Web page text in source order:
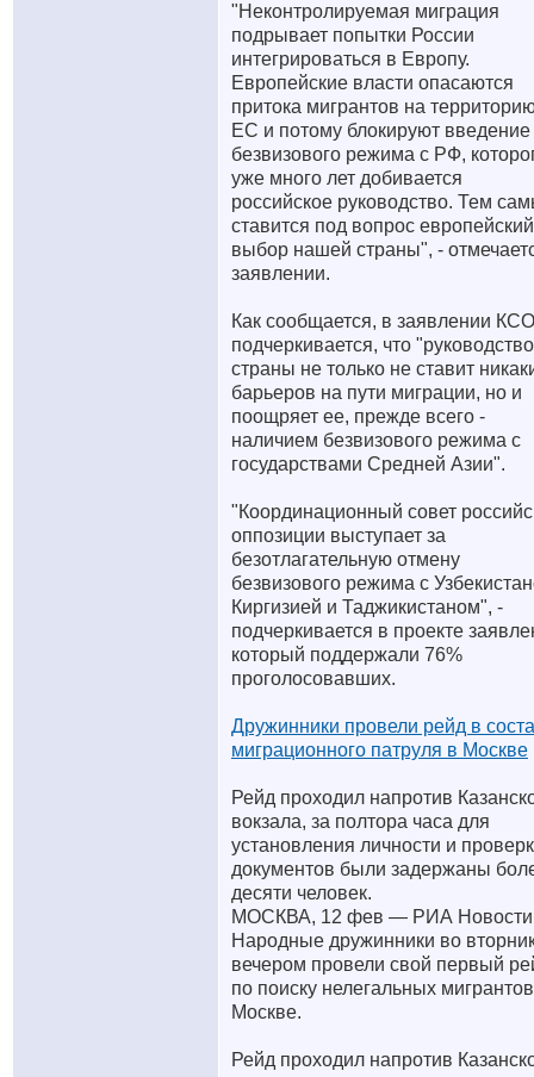
"Неконтролируемая миграция
подрывает попытки России
интегрироваться в Европу.
Европейские власти опасаются
притока мигрантов на
ЕС и потому блокируют введение
безвизового режима с РФ,
уже много лет добивается
российское руководство. Тем
ставится под вопрос европейский
выбор нашей страны", -
заявлении.
Как сообщается, в заявлении КСО
подчеркивается, что "руководство
страны не только не ставит
барьеров на пути миграции, но и
поощряет ее, прежде всего -
наличием безвизового режима с
государствами Средней Азии".
"Координационный совет
оппозиции выступает за
безотлагательную отмену
безвизового режима с
Киргизией и Таджикистаном", -
подчеркивается в проекте
который поддержали 76%
проголосовавших.
Дружинники провели рейд в
миграционного патруля в Москве
Рейд проходил напротив
вокзала, за полтора часа для
установления личности и
документов были задержаны
десяти человек.
МОСКВА, 12 фев — РИА
Народные дружинники во
вечером провели свой первый
по поиску нелегальных
Москве.
Рейд проходил напротив